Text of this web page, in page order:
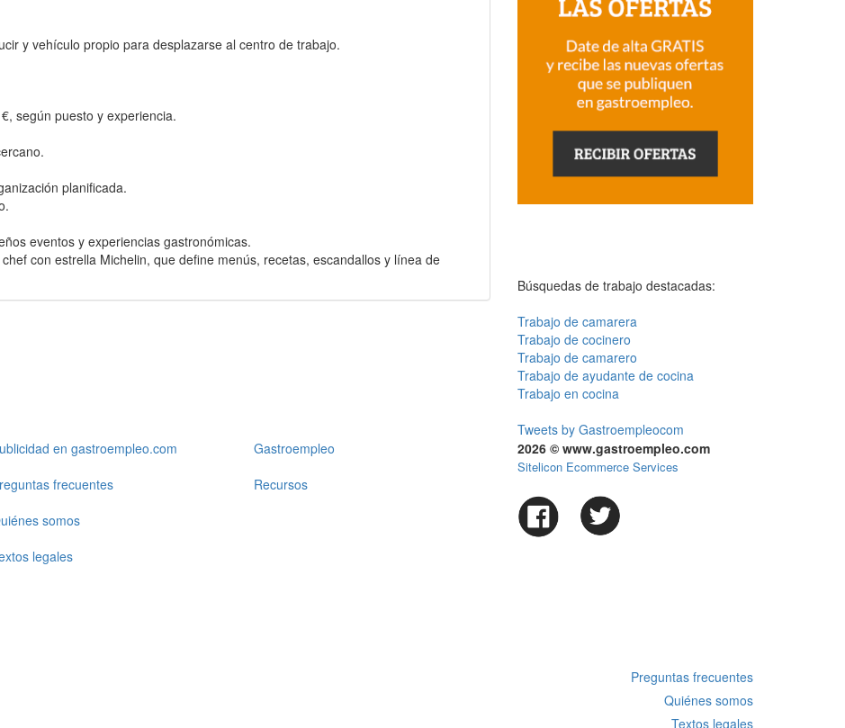
y vehículo propio para desplazarse al centro de trabajo.
según puesto y experiencia.
planificada.
eventos y experiencias gastronómicas.
con estrella Michelin, que define menús, recetas, escandallos y línea de
Búsquedas de trabajo destacadas:
Trabajo de camarera
Trabajo de cocinero
Trabajo de camarero
Trabajo de ayudante de cocina
Trabajo en cocina
Tweets by Gastroempleocom
en gastroempleo.com
frecuentes
somos
legales
Gastroempleo
Recursos
2026 © www.gastroempleo.com
Sitelicon Ecommerce Services
Preguntas frecuentes
Quiénes somos
Textos legales